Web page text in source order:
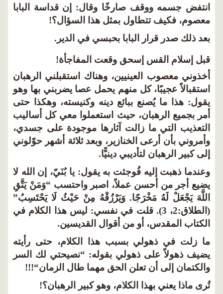
جسمه ووقف صارخًا وقال: إن قداسة البابا
فكيف تتطاول بمثل هذا السؤال؟!
ذلك صدر قرار البابا بحبسي في الدير.
إسلام القس إسحق وقعت المفاجأة!
معصوب العينيين، وهناك استقبلني الرهبان
عجيبًا، كل منهم يحمل عصا يضربني بها وهو
هذا ما يُصنع ببائع دينه وكنيسته، وهكذا حتى
بجميع الرهبان، حيث استعملوا معي كل أساليب
التي ما زالت آثارها موجودة على جسدي،
بأن أرعى الخنازير، وبعد ثلاثة أشهر حوّلوني
كبير الرهبان لتأديبي دينيًّا.
ذهبت إليه فُوجئت به يقول: يا بُنَيّ، إن الله لا
أجر من أحسن عملاً، اصبر واحتسب “وَمَنْ يَتَّقِ
يَجْعَلْ لَهُ مَخْرَجًا. وَيَرْزُقْهُ مِنْ حَيْثُ لَا يَحْتَسِبُ”
(الطلاق:2، 3). قلت في نفسي: ليس هذا الكلام في
المقدس، أو من أقوال القديسين.
زلت في ذهولي بسبب هذا الكلام، حتى رأيته
ذهولاً على ذهولي بقوله: “نصيحتي لك السر
إلى أن تعلن الحق مهما طال الزمان“!!!
ماذا يعني بهذا الكلام، وهو كبير الرهبان؟!